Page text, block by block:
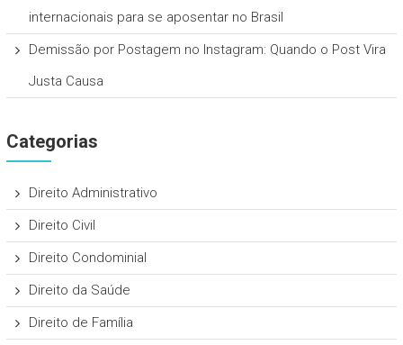
internacionais para se aposentar no Brasil
Demissão por Postagem no Instagram: Quando o Post Vira
Justa Causa
Categorias
Direito Administrativo
Direito Civil
Direito Condominial
Direito da Saúde
Direito de Família